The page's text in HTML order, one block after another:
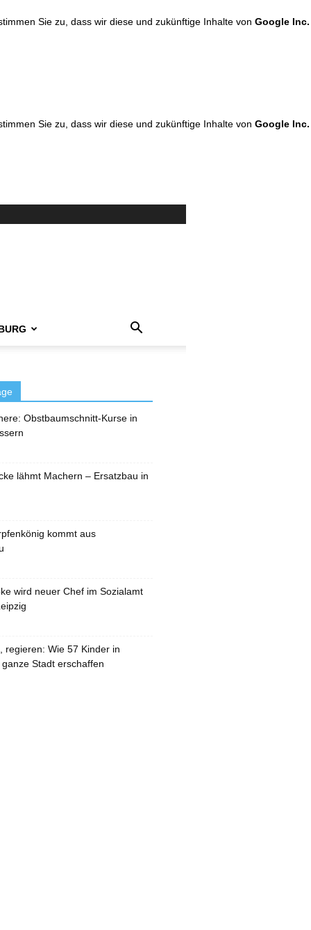
Sie zu, dass wir diese und zukünftige Inhalte von Google Inc.
Sie zu, dass wir diese und zukünftige Inhalte von Google Inc.
Obstbaumschnitt-Kurse in
lähmt Machern – Ersatzbau in
kommt aus
wird neuer Chef im Sozialamt
regieren: Wie 57 Kinder in
Stadt erschaffen